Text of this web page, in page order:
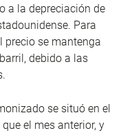
a la depreciación de
Para
precio se mantenga
debido a las
se situó en el
el mes anterior, y